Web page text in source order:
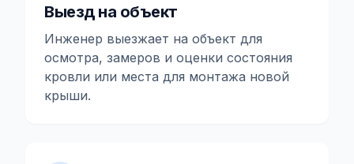
Выезд на объект
Инженер выезжает на объект для
осмотра, замеров и оценки состояния
кровли или места для монтажа новой
крыши.